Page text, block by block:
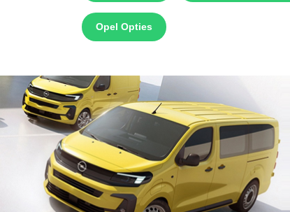
Opel Opties